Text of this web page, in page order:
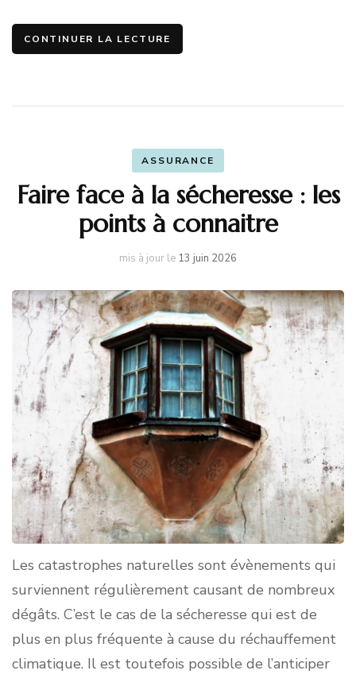
CONTINUER LA LECTURE
ASSURANCE
Faire face à la sécheresse : les
points à connaitre
mis à jour le 13 juin 2026
Les catastrophes naturelles sont évènements qui
surviennent régulièrement causant de nombreux
dégâts. C’est le cas de la sécheresse qui est de
plus en plus fréquente à cause du réchauffement
climatique. Il est toutefois possible de l’anticiper